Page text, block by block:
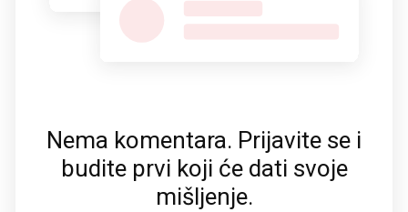
Nema komentara. Prijavite se i
budite prvi koji će dati svoje
mišljenje.